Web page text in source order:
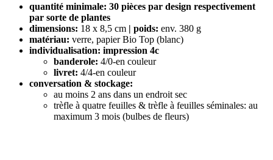
quantité minimale: 30 pièces par design respectivement
par sorte de plantes
dimensions: 18 x 8,5 cm | poids: env. 380 g
matériau: verre, papier Bio Top (blanc)
individualisation: impression 4c
banderole: 4/0-en couleur
livret: 4/4-en couleur
conversation & stockage:
au moins 2 ans dans un endroit sec
trèfle à quatre feuilles & trèfle à feuilles séminales: au
maximum 3 mois (bulbes de fleurs)